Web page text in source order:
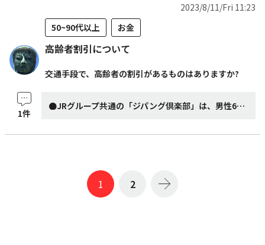
50~90代以上 お金
2023/8/11/Fri 11:23
高齢者割引について
交通手段で、高齢者の割引があるものはありますか?
1件
●JRグループ共通の「ジパング倶楽部」は、男性65歳以上、女性60歳以上を 対象とする、JRグループ共通のシニア向け割引制度です。 日本全国のJRきっぷが年間20回まで最大30%割引という特典が、最大の魅力 です。 ※JR全線を片道・往復・連続で201キロ以上利用するとき、運賃・料金が年 間20回まで2割引・3割引となります。(初回の1~3回目のみ2割引) 入会条件は男性満65歳以上、女性満60歳以上で、年会費は個人会員3840円、 夫婦会員6410円です。 (JRグループ各社ごとに、独自の特典をつけて差別化を図っていますから、 よく乗車するエリアで入会したほうが特典が使いやすいでしょう。) ●一般社団法人東京バス協会では、東京都の高齢者の社会参加を助長し、高 齢者の福祉の向上を図るため、70歳以上の都内に住民登録をされている方 に、『東京都シルバーパス』を発行しています。 この東京都シルバーパスをお持ちになると、東京都内の大部分の乗合バスに 乗車できます。また、都営地下鉄と都電のほか日暮里・舎人ライナーにも乗 車できます。 ※次の方は、費用1,000円でパスを発行します。 1本人の令和4年度住民税が「非課税」の方 2本人の令和3年1月から令和3年12月の税法上の合計所得金額が135万円以 下の方 ・本人の令和4年度住民税が課税(上記2を除く)の方は、費用20,510円です。 令和5年4月1日~9月30日まで新規で購入の場合は、10,255円です。 ※パスの有効期限は、発行日から9月30日までです。 ●タクシーの高齢者割引は全国であります。 東京では、東京エムケータクシーが「敬老割引」として70歳以上の客に限 り1割引にしています。 ◎割引サービスを上手く活用して、楽しくお得にお出掛けされてください。
1 2